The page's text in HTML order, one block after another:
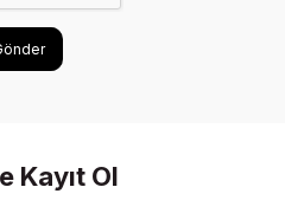
Kayıt Ol